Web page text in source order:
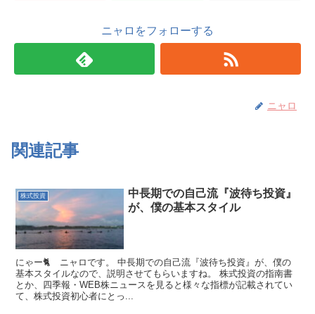
ニャロをフォローする
ニャロ
関連記事
株式投資
中長期での自己流『波待ち投資』
が、僕の基本スタイル
にゃー🐈 ニャロです。 中長期での自己流『波待ち投資』が、僕の
基本スタイルなので、説明させてもらいますね。 株式投資の指南書
とか、四季報・WEB株ニュースを見ると様々な指標が記載されてい
て、株式投資初心者にとっ...